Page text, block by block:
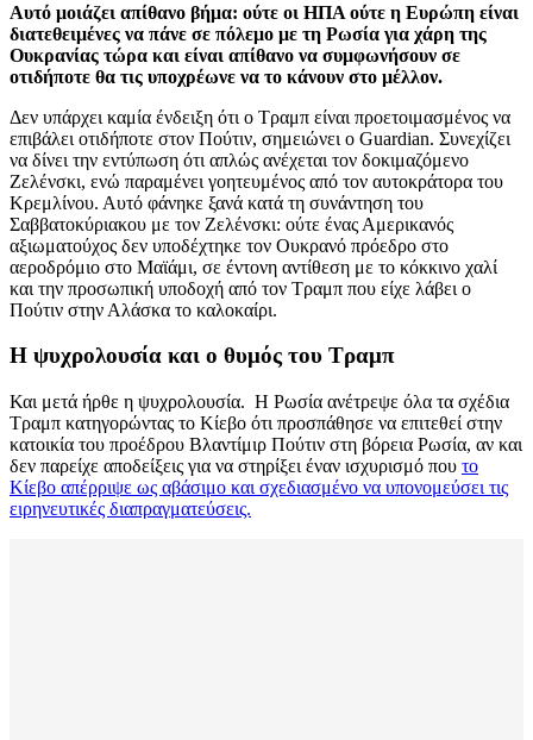
Αυτό μοιάζει απίθανο βήμα: ούτε οι ΗΠΑ ούτε η Ευρώπη είναι
διατεθειμένες να πάνε σε πόλεμο με τη Ρωσία για χάρη της
Ουκρανίας τώρα και είναι απίθανο να συμφωνήσουν σε
οτιδήποτε θα τις υποχρέωνε να το κάνουν στο μέλλον.
Δεν υπάρχει καμία ένδειξη ότι ο Τραμπ είναι προετοιμασμένος να
επιβάλει οτιδήποτε στον Πούτιν, σημειώνει ο Guardian. Συνεχίζει
να δίνει την εντύπωση ότι απλώς ανέχεται τον δοκιμαζόμενο
Ζελένσκι, ενώ παραμένει γοητευμένος από τον αυτοκράτορα του
Κρεμλίνου. Αυτό φάνηκε ξανά κατά τη συνάντηση του
Σαββατοκύριακου με τον Ζελένσκι: ούτε ένας Αμερικανός
αξιωματούχος δεν υποδέχτηκε τον Ουκρανό πρόεδρο στο
αεροδρόμιο στο Μαϊάμι, σε έντονη αντίθεση με το κόκκινο χαλί
και την προσωπική υποδοχή από τον Τραμπ που είχε λάβει ο
Πούτιν στην Αλάσκα το καλοκαίρι.
Η ψυχρολουσία και ο θυμός του Τραμπ
Και μετά ήρθε η ψυχρολουσία. Η Ρωσία ανέτρεψε όλα τα σχέδια
Τραμπ κατηγορώντας το Κίεβο ότι προσπάθησε να επιτεθεί στην
κατοικία του προέδρου Βλαντίμιρ Πούτιν στη βόρεια Ρωσία, αν και
δεν παρείχε αποδείξεις για να στηρίξει έναν ισχυρισμό που το
Κίεβο απέρριψε ως αβάσιμο και σχεδιασμένο να υπονομεύσει τις
ειρηνευτικές διαπραγματεύσεις.